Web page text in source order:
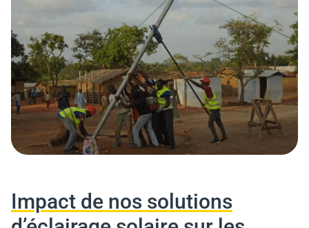
Impact de nos solutions